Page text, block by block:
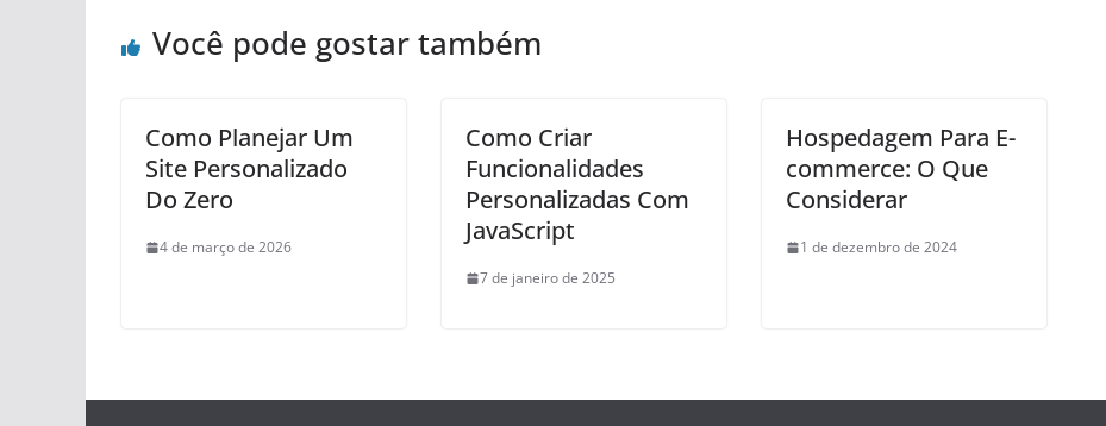
Você pode gostar também
Como Planejar Um
Site Personalizado
Do Zero
4 de março de 2026
Como Criar
Funcionalidades
Personalizadas Com
JavaScript
7 de janeiro de 2025
Hospedagem Para E-
commerce: O Que
Considerar
1 de dezembro de 2024